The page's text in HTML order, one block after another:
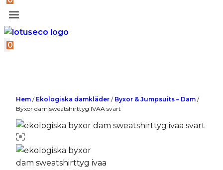
0
Hem / Ekologiska damkläder / Byxor & Jumpsuits – Dam /
Byxor dam sweatshirttyg IVAA svart